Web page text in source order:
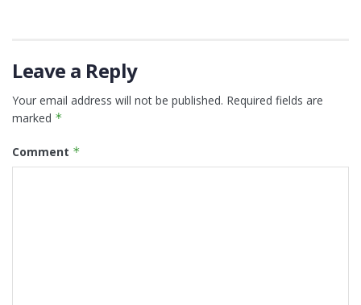
Leave a Reply
Your email address will not be published. Required fields are
marked *
Comment *